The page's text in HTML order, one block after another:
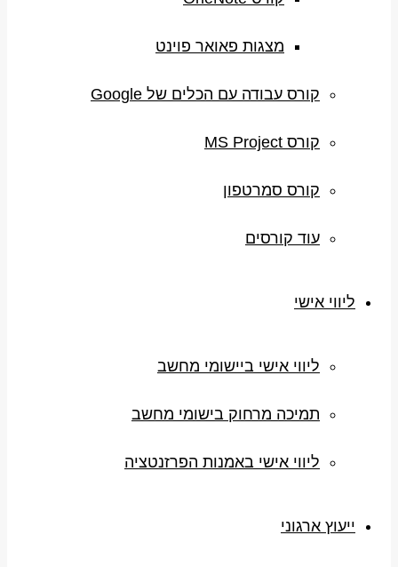
מצגות פאואר פוינט
קורס עבודה עם הכלים של Google
קורס MS Project
קורס סמרטפון
עוד קורסים
ליווי אישי
ליווי אישי ביישומי מחשב
תמיכה מרחוק בישומי מחשב
ליווי אישי באמנות הפרזנטציה
ייעוץ ארגוני